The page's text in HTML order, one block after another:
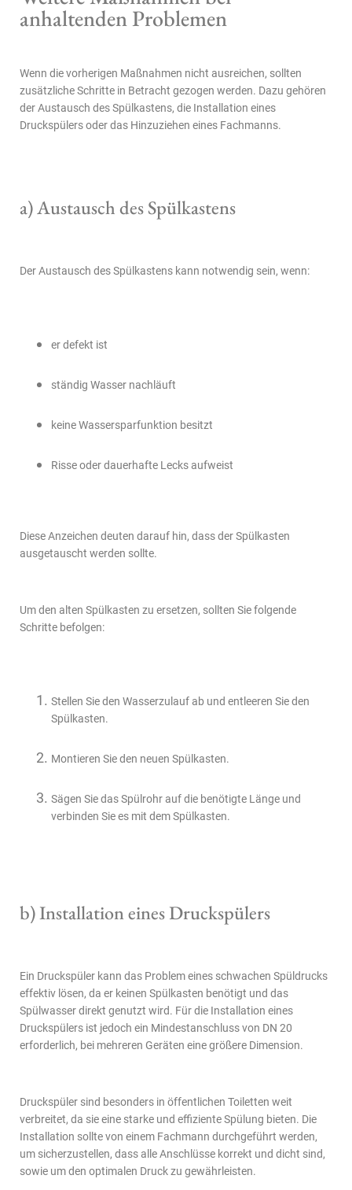
anhaltenden Problemen
Wenn die vorherigen Maßnahmen nicht ausreichen, sollten
zusätzliche Schritte in Betracht gezogen werden. Dazu gehören
der Austausch des Spülkastens, die Installation eines
Druckspülers oder das Hinzuziehen eines Fachmanns.
a) Austausch des Spülkastens
Der Austausch des Spülkastens kann notwendig sein, wenn:
er defekt ist
ständig Wasser nachläuft
keine Wassersparfunktion besitzt
Risse oder dauerhafte Lecks aufweist
Diese Anzeichen deuten darauf hin, dass der Spülkasten
ausgetauscht werden sollte.
Um den alten Spülkasten zu ersetzen, sollten Sie folgende
Schritte befolgen:
Stellen Sie den Wasserzulauf ab und entleeren Sie den
Spülkasten.
Montieren Sie den neuen Spülkasten.
Sägen Sie das Spülrohr auf die benötigte Länge und
verbinden Sie es mit dem Spülkasten.
b) Installation eines Druckspülers
Ein Druckspüler kann das Problem eines schwachen Spüldrucks
effektiv lösen, da er keinen Spülkasten benötigt und das
Spülwasser direkt genutzt wird. Für die Installation eines
Druckspülers ist jedoch ein Mindestanschluss von DN 20
erforderlich, bei mehreren Geräten eine größere Dimension.
Druckspüler sind besonders in öffentlichen Toiletten weit
verbreitet, da sie eine starke und effiziente Spülung bieten. Die
Installation sollte von einem Fachmann durchgeführt werden,
um sicherzustellen, dass alle Anschlüsse korrekt und dicht sind,
sowie um den optimalen Druck zu gewährleisten.